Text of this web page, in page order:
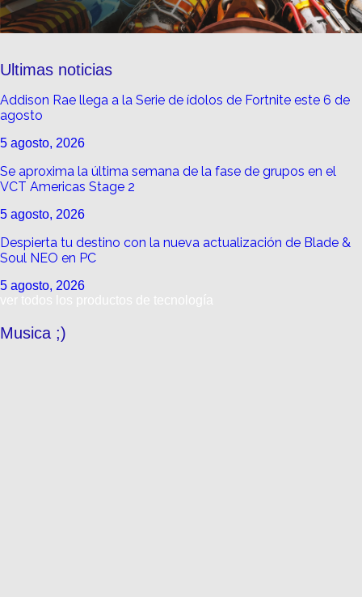
Ultimas noticias
Addison Rae llega a la Serie de ídolos de Fortnite este 6 de
agosto
5 agosto, 2026
Se aproxima la última semana de la fase de grupos en el
VCT Americas Stage 2
5 agosto, 2026
Despierta tu destino con la nueva actualización de Blade &
Soul NEO en PC
5 agosto, 2026
ver todos los productos de tecnología
Musica ;)